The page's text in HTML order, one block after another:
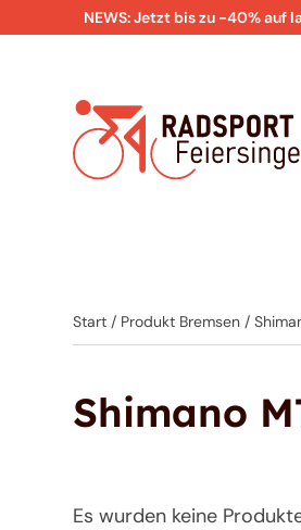
NEWS: Jetzt bis zu -40% auf
Start / Produkt Bremsen /
Shimano
Es wurden keine